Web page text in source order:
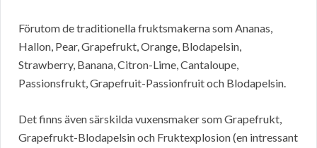
Förutom de traditionella fruktsmakerna som Ananas,
Hallon, Pear, Grapefrukt, Orange, Blodapelsin,
Strawberry, Banana, Citron-Lime, Cantaloupe,
Passionsfrukt, Grapefruit-Passionfruit och Blodapelsin.
Det finns även särskilda vuxensmaker som Grapefrukt,
Grapefrukt-Blodapelsin och Fruktexplosion (en intressant